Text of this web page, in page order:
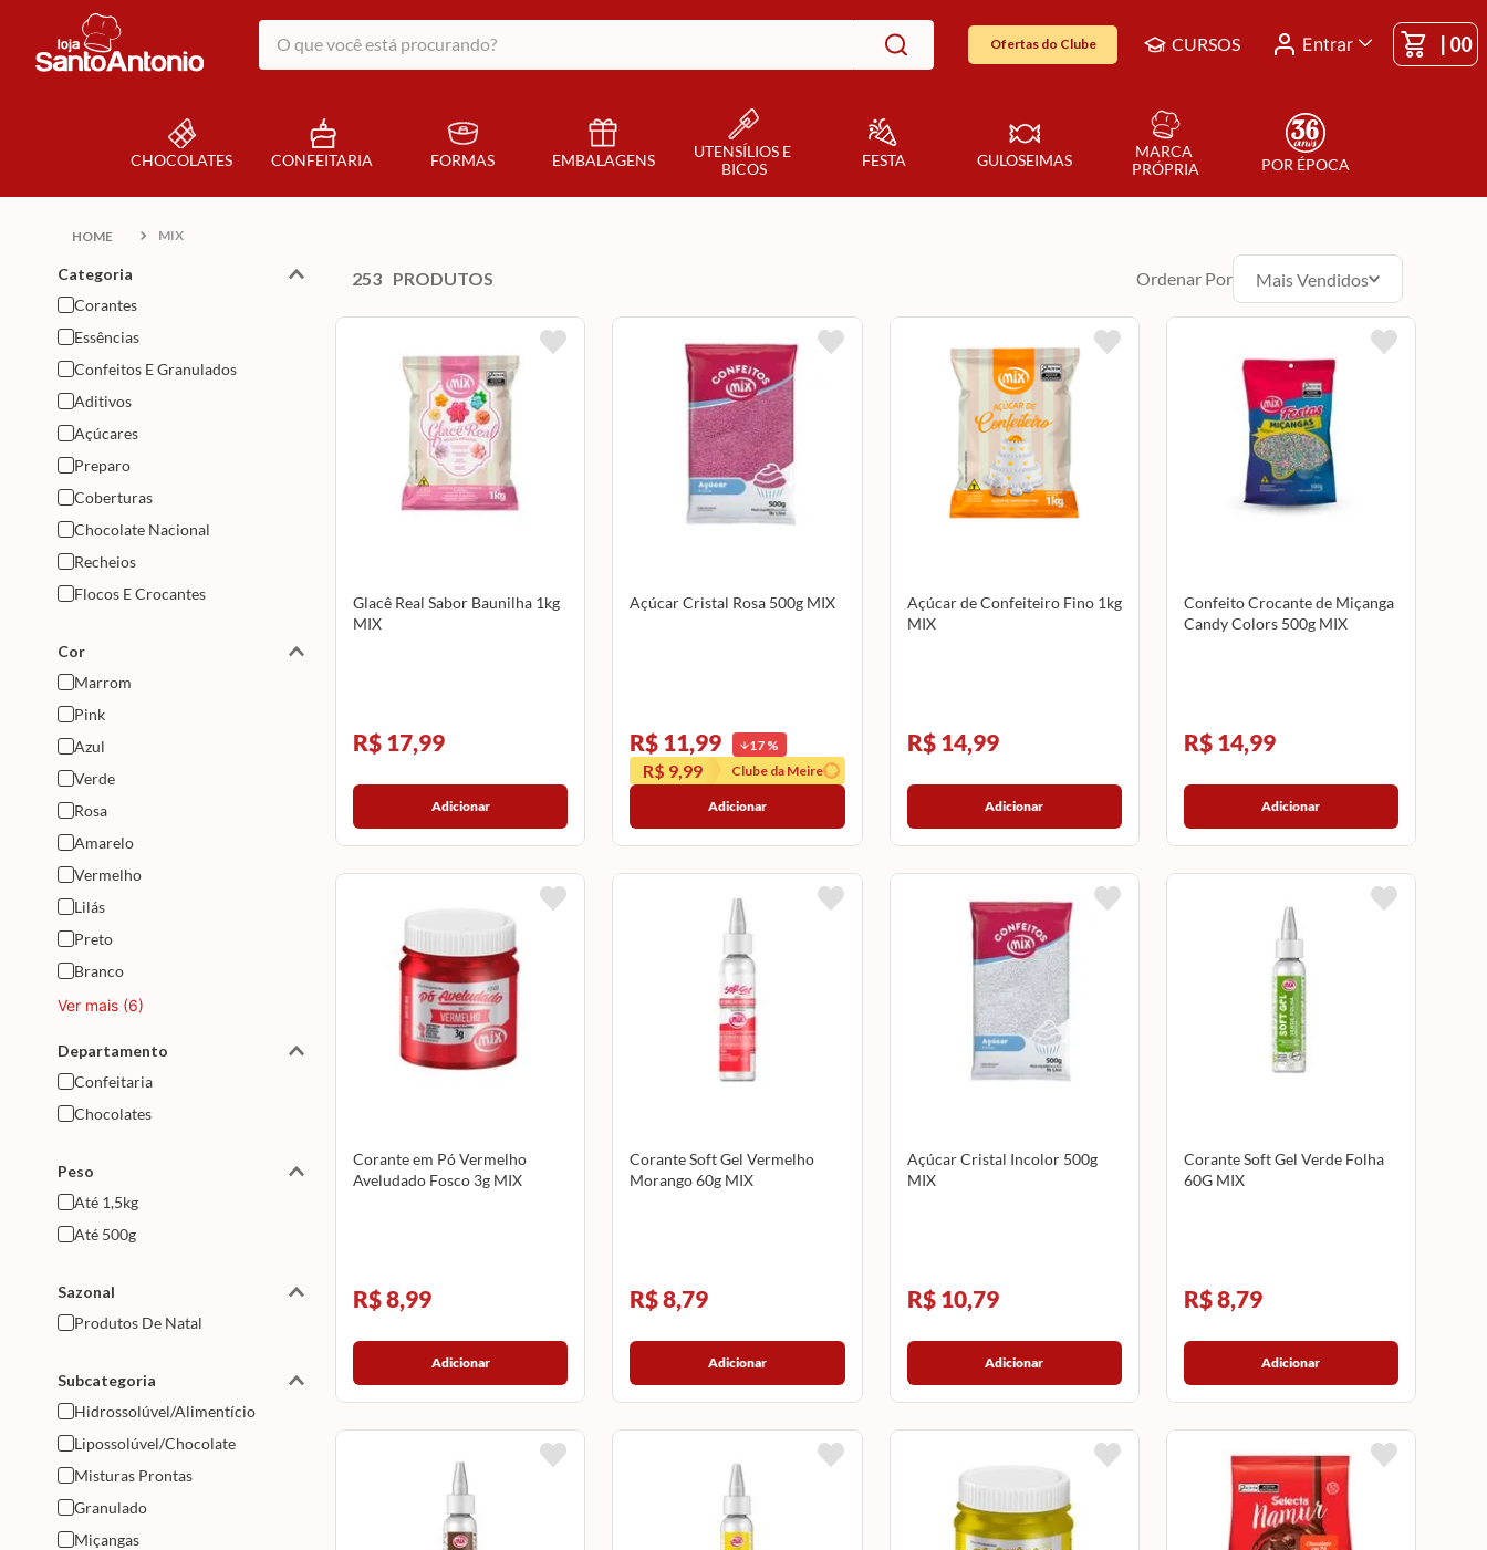
O que você está procurando?
Ofertas do Clube CURSOS Entrar 00
CHOCOLATES CONFEITARIA FORMAS EMBALAGENS
UTENSÍLIOS E
BICOS
FESTA GULOSEIMAS
MARCA
PRÓPRIA
POR ÉPOCA
MIX
Categoria
Corantes
Essências
Confeitos E Granulados
Aditivos
Açúcares
Preparo
Coberturas
Chocolate Nacional
Recheios
Flocos E Crocantes
Cor
Marrom
Pink
Azul
Verde
Rosa
Amarelo
Vermelho
Lilás
Preto
Branco
Ver mais (6)
Departamento
Confeitaria
Chocolates
Peso
Até 1,5kg
Até 500g
Sazonal
Produtos De Natal
Subcategoria
Hidrossolúvel/alimentício
Lipossolúvel/chocolate
Misturas Prontas
Granulado
Miçangas
253 PRODUTOS Ordenar Por Mais Vendidos
Glacê Real Sabor Baunilha 1kg
MIX
R$ 17,99
Adicionar
Açúcar Cristal Rosa 500g MIX
R$ 11,99 17 %
R$ 9,99 Clube da Meire
Adicionar
Açúcar de Confeiteiro Fino 1kg
MIX
R$ 14,99
Adicionar
Confeito Crocante de Miçanga
Candy Colors 500g MIX
R$ 14,99
Adicionar
Corante em Pó Vermelho
Aveludado Fosco 3g MIX
R$ 8,99
Adicionar
Corante Soft Gel Vermelho
Morango 60g MIX
R$ 8,79
Adicionar
Açúcar Cristal Incolor 500g
MIX
R$ 10,79
Adicionar
Corante Soft Gel Verde Folha
60G MIX
R$ 8,79
Adicionar